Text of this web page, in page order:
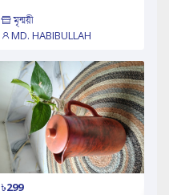
মৃন্ময়ী
MD. HABIBULLAH
৳299